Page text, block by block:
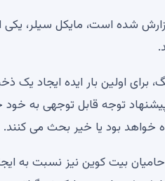
برای اولین بار ایده ایجاد یک
توجه قابل توجهی به خود
خواهد بود یا خیر بحث می کنند.
بیت کوین نیز نسبت به